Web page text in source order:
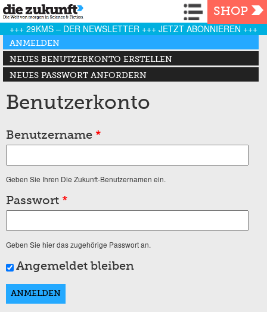
Navigation
SHOP
+++ 29KMS – DER NEWSLETTER +++ JETZT ABONNIEREN +++
Haupt-Reiter
ANMELDEN
(AKTIVER REITER)
NEUES BENUTZERKONTO ERSTELLEN
NEUES PASSWORT ANFORDERN
Benutzerkonto
Benutzername *
Geben Sie Ihren Die Zukunft-Benutzernamen ein.
Passwort *
Geben Sie hier das zugehörige Passwort an.
Angemeldet bleiben